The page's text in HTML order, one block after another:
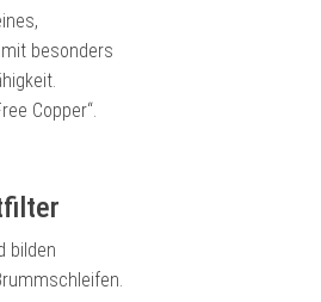
besonders
Copper“.
bilden